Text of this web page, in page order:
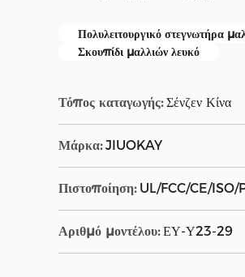
Πολυλειτουργικό στεγνωτήρα
Σκουπίδι μαλλιών λευκό
Τόπος καταγωγής: Σένζεν Κίνα
Μάρκα: JIUOKAY
Πιστοποίηση: UL/FCC/CE/ISO/
Αριθμό μοντέλου: ΕΥ-Υ23-29